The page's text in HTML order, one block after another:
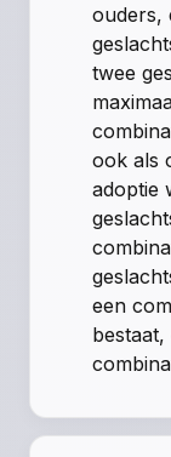
ouders,
twee
ook als
adoptie
een